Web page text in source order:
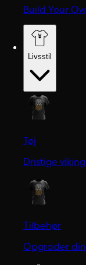
Build Your
Livsstil
Tøj
Dristige
Tilbehør
Opgrader